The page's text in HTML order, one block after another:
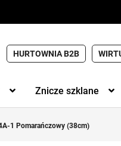
HURTOWNIA B2B
Znicze szklane
1 Pomarańczowy (38cm)